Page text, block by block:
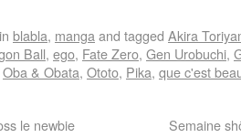
blabla, manga and tagged Akira
Ball, ego, Fate Zero, Gen Urobuchi,
Oba & Obata, Ototo, Pika, que c'est
le newbie Semaine